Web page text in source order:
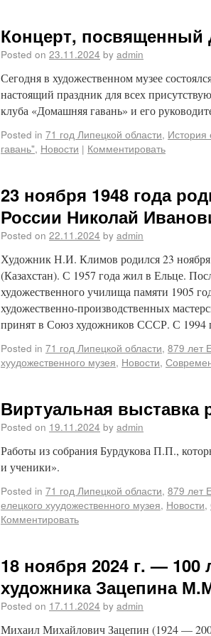
Концерт,
Posted on 23.11.2024 by admin
Сегодня в художественном музее
настоящий праздник для всех
клуба «Домашняя гавань» и его
Posted in 71 год Липецкой области, История
гавань", Новости | Комментировать
23 ноября 1948 года
России Николай
Posted on 22.11.2024 by admin
Художник Н.И. Климов родился 23 ноября
(Казахстан). С 1957 года жил в Ельце.
художественного училища памяти 1905
художественно-производственных
принят в Союз художников СССР. С 1994
Posted in 71 год Липецкой области, 879 лет
хуудожественного музея, Новости,
Виртуальная выставка
Posted on 19.11.2024 by admin
Работы из собрания Бурдукова П.П.,
и ученики».
Posted in 71 год Липецкой области, 879 лет
елецкого хуудожественного музея, Новости,
Комментировать
18 ноября 2024 г. — 100
художника Зацепина
Posted on 17.11.2024 by admin
Михаил Михайлович Зацепин (1924 —